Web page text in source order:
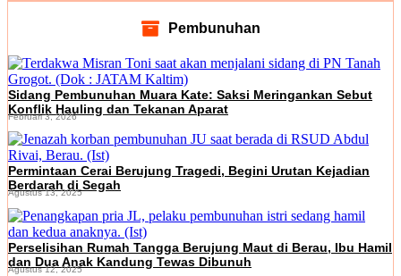
Pembunuhan
Sidang Pembunuhan Muara Kate: Saksi Meringankan Sebut
Konflik Hauling dan Tekanan Aparat
Februari 3, 2026
Permintaan Cerai Berujung Tragedi, Begini Urutan Kejadian
Berdarah di Segah
Agustus 13, 2025
Perselisihan Rumah Tangga Berujung Maut di Berau, Ibu Hamil
dan Dua Anak Kandung Tewas Dibunuh
Agustus 12, 2025